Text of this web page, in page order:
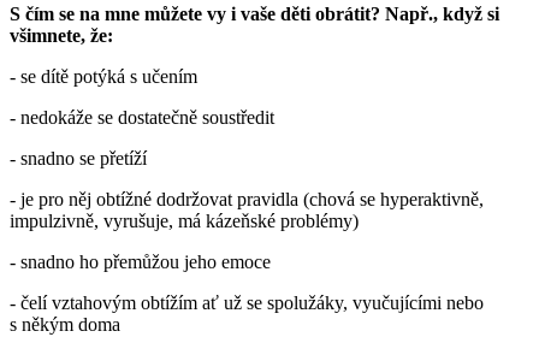
S čím se na mne můžete vy i vaše děti obrátit? Např., když si
všimnete, že:
- se dítě potýká s učením
- nedokáže se dostatečně soustředit
- snadno se přetíží
- je pro něj obtížné dodržovat pravidla (chová se hyperaktivně,
impulzivně, vyrušuje, má kázeňské problémy)
- snadno ho přemůžou jeho emoce
- čelí vztahovým obtížím ať už se spolužáky, vyučujícími nebo
s někým doma